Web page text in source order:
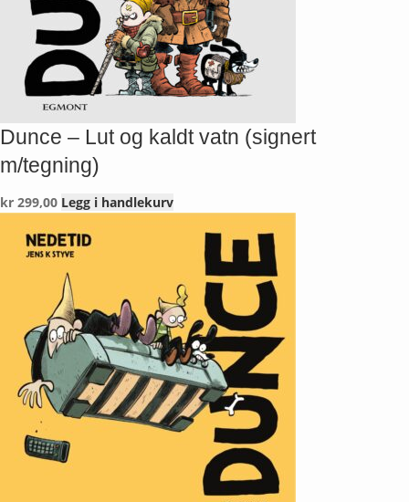
Dunce – Lut og kaldt vatn (signert
m/tegning)
kr 299,00 Legg i handlekurv